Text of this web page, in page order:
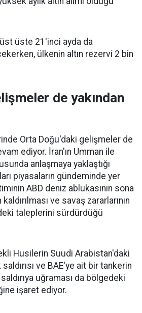
üst üste 21'inci ayda da
ülkenin altın rezervi 2 bin
de yakından
Orta Doğu'daki gelişmeler de
ediyor. İran'ın Umman ile
anlaşmaya yaklaştığı
piyasaların gündeminde yer
ABD deniz ablukasının sona
ve savaş zararlarının
taleplerini sürdürdüğü
Husilerin Suudi Arabistan'daki
ve BAE'ye ait bir tankerin
uğraması da bölgedeki
işaret ediyor.